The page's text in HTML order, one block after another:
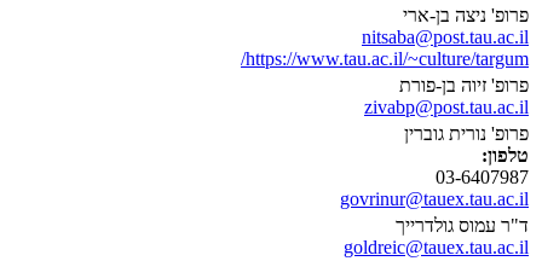
פרופ' ניצה בן-ארי
nitsaba@post.tau.ac.il
https://www.tau.ac.il/~culture/targum/
פרופ' זיוה בן-פורת
zivabp@post.tau.ac.il
פרופ' נורית גוברין
טלפון:
03-6407987
govrinur@tauex.tau.ac.il
ד"ר עמוס גולדרייך
goldreic@tauex.tau.ac.il